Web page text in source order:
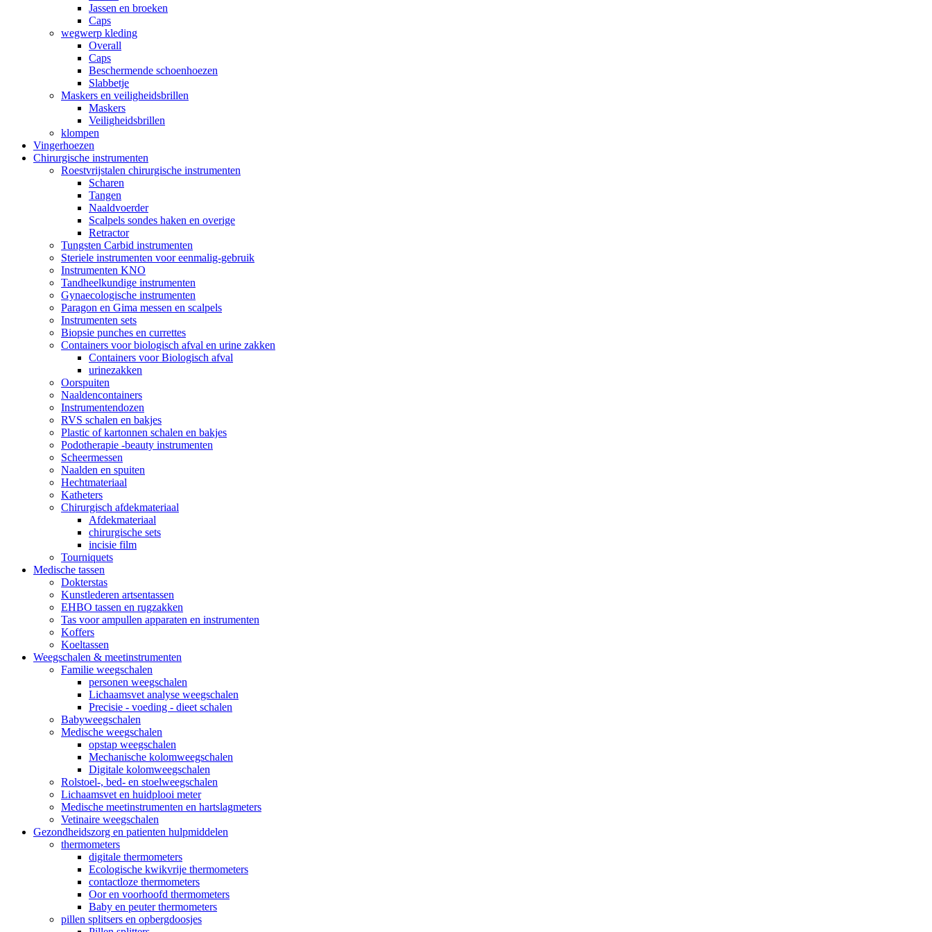
Jassen en broeken
Caps
wegwerp kleding
Overall
Caps
Beschermende schoenhoezen
Slabbetje
Maskers en veiligheidsbrillen
Maskers
Veiligheidsbrillen
klompen
Vingerhoezen
Chirurgische instrumenten
Roestvrijstalen chirurgische instrumenten
Scharen
Tangen
Naaldvoerder
Scalpels sondes haken en overige
Retractor
Tungsten Carbid instrumenten
Steriele instrumenten voor eenmalig-gebruik
Instrumenten KNO
Tandheelkundige instrumenten
Gynaecologische instrumenten
Paragon en Gima messen en scalpels
Instrumenten sets
Biopsie punches en currettes
Containers voor biologisch afval en urine zakken
Containers voor Biologisch afval
urinezakken
Oorspuiten
Naaldencontainers
Instrumentendozen
RVS schalen en bakjes
Plastic of kartonnen schalen en bakjes
Podotherapie -beauty instrumenten
Scheermessen
Naalden en spuiten
Hechtmateriaal
Katheters
Chirurgisch afdekmateriaal
Afdekmateriaal
chirurgische sets
incisie film
Tourniquets
Medische tassen
Dokterstas
Kunstlederen artsentassen
EHBO tassen en rugzakken
Tas voor ampullen apparaten en instrumenten
Koffers
Koeltassen
Weegschalen & meetinstrumenten
Familie weegschalen
personen weegschalen
Lichaamsvet analyse weegschalen
Precisie - voeding - dieet schalen
Babyweegschalen
Medische weegschalen
opstap weegschalen
Mechanische kolomweegschalen
Digitale kolomweegschalen
Rolstoel-, bed- en stoelweegschalen
Lichaamsvet en huidplooi meter
Medische meetinstrumenten en hartslagmeters
Vetinaire weegschalen
Gezondheidszorg en patienten hulpmiddelen
thermometers
digitale thermometers
Ecologische kwikvrije thermometers
contactloze thermometers
Oor en voorhoofd thermometers
Baby en peuter thermometers
pillen splitsers en opbergdoosjes